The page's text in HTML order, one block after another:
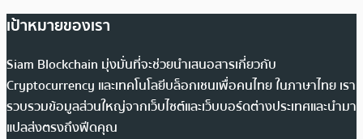
เป้าหมายของเรา
Siam Blockchain มุ่งมั่นที่จะช่วยนำเสนอสารเกี่ยวกับ
Cryptocurrency และเทคโนโลยีบล็อกเชนเพื่อคนไทย ในภาษาไทย เรา
รวบรวมข้อมูลส่วนใหญ่จากเว็บไซต์และเว็บบอร์ดต่างประเทศและนำมา
แปลส่งตรงถึงฟีดคุณ